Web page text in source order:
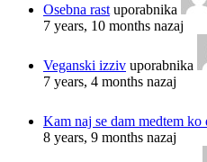
Osebna rast uporabnika
7 years, 10 months nazaj
Veganski izziv uporabnika
7 years, 4 months nazaj
Kam naj se dam medtem ko
8 years, 9 months nazaj